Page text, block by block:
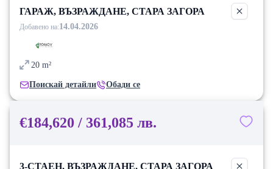
ГАРАЖ, ВЪЗРАЖДАНЕ, СТАРА ЗАГОРА
Добавено на:14.04.2026
20 m²
Поискай детайли Обади се
€184,620 / 361,085 лв.
3-СТАЕН, ВЪЗРАЖДАНЕ, СТАРА ЗАГОРА